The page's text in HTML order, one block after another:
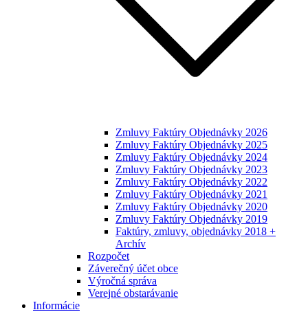
Zmluvy Faktúry Objednávky 2026
Zmluvy Faktúry Objednávky 2025
Zmluvy Faktúry Objednávky 2024
Zmluvy Faktúry Objednávky 2023
Zmluvy Faktúry Objednávky 2022
Zmluvy Faktúry Objednávky 2021
Zmluvy Faktúry Objednávky 2020
Zmluvy Faktúry Objednávky 2019
Faktúry, zmluvy, objednávky 2018 +
Archív
Rozpočet
Záverečný účet obce
Výročná správa
Verejné obstarávanie
Informácie